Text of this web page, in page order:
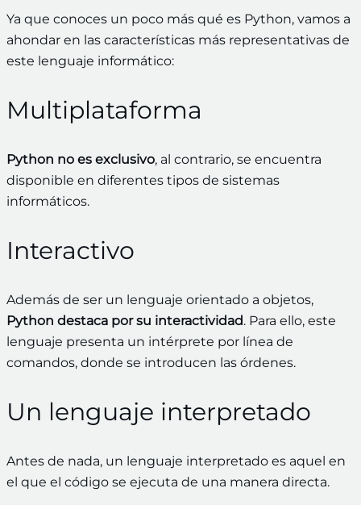
Ya que conoces un poco más qué es Python, vamos a
ahondar en las características más representativas de
este lenguaje informático:
Multiplataforma
Python no es exclusivo, al contrario, se encuentra
disponible en diferentes tipos de sistemas
informáticos.
Interactivo
Además de ser un lenguaje orientado a objetos,
Python destaca por su interactividad. Para ello, este
lenguaje presenta un intérprete por línea de
comandos, donde se introducen las órdenes.
Un lenguaje interpretado
Antes de nada, un lenguaje interpretado es aquel en
el que el código se ejecuta de una manera directa.